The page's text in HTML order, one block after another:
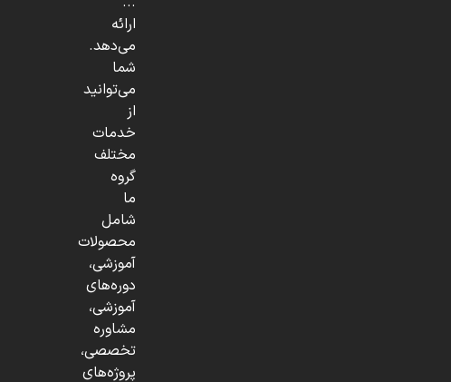
ارائه
می‌دهد.
شما
می‌توانید
از
خدمات
مختلف
گروه
ما
شامل
محصولات
آموزشی،
دوره‌های
آموزشی،
مشاوره
تخصصی،
پروژه‌های